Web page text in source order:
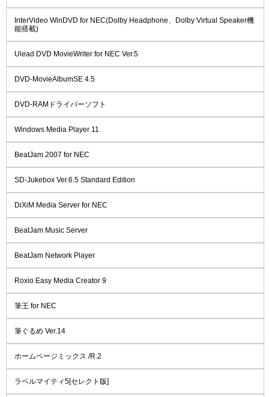
InterVideo WinDVD for NEC(Dolby Headphone、Dolby Virtual Speaker機
能搭載)
Ulead DVD MovieWriter for NEC Ver.5
DVD-MovieAlbumSE 4.5
DVD-RAMドライバーソフト
Windows Media Player 11
BeatJam 2007 for NEC
SD-Jukebox Ver.6.5 Standard Edition
DiXiM Media Server for NEC
BeatJam Music Server
BeatJam Network Player
Roxio Easy Media Creator 9
筆王 for NEC
筆ぐるめ Ver.14
ホームページミックス /R.2
ラベルマイティ5[セレクト版]